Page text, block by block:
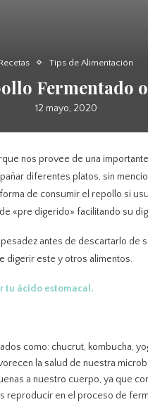
Recetas Tips de Alimentación
Fermentado
12 mayo, 2020
nos provee de una
diferentes platos, sin
de consumir el repollo si
«pre digerido» facilitando su
antes de descartarlo de
digerir este y otros alimentos.
tu ácido estomacal.
como: chucrut, kombucha,
la salud de nuestra
a nuestro cuerpo, ya que
reproducir en el proceso de